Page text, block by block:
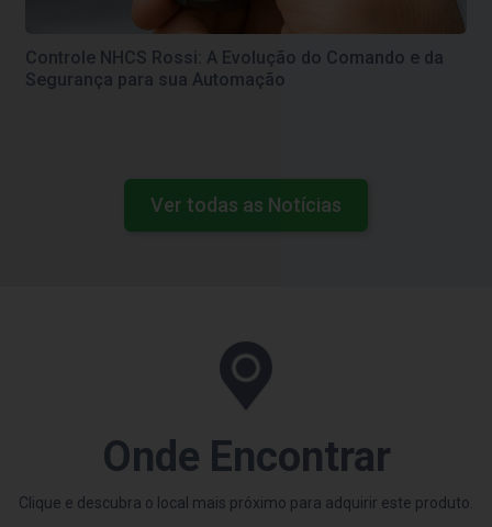
Controle NHCS Rossi: A Evolução do Comando e da
Segurança para sua Automação
Ver todas as Notícias
Onde Encontrar
Clique e descubra o local mais próximo para adquirir este produto.